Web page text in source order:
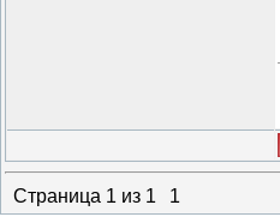
Страница 1 из 1 1